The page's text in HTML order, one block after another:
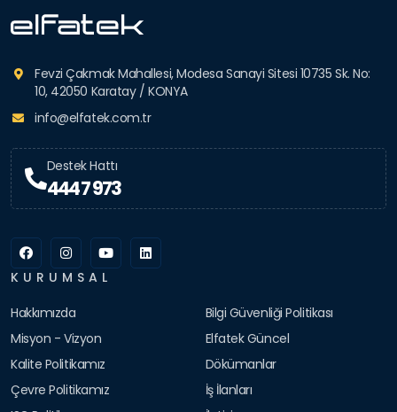
Fevzi Çakmak Mahallesi, Modesa Sanayi Sitesi 10735 Sk. No:
10, 42050 Karatay / KONYA
info@elfatek.com.tr
Destek Hattı
444 7 973
KURUMSAL
Hakkımızda
Misyon - Vizyon
Kalite Politikamız
Çevre Politikamız
Bilgi Güvenliği Politikası
Elfatek Güncel
Dökümanlar
İş İlanları